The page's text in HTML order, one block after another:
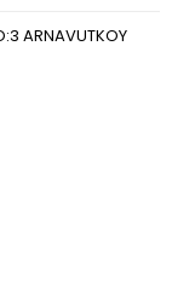
ARNAVUTKOY